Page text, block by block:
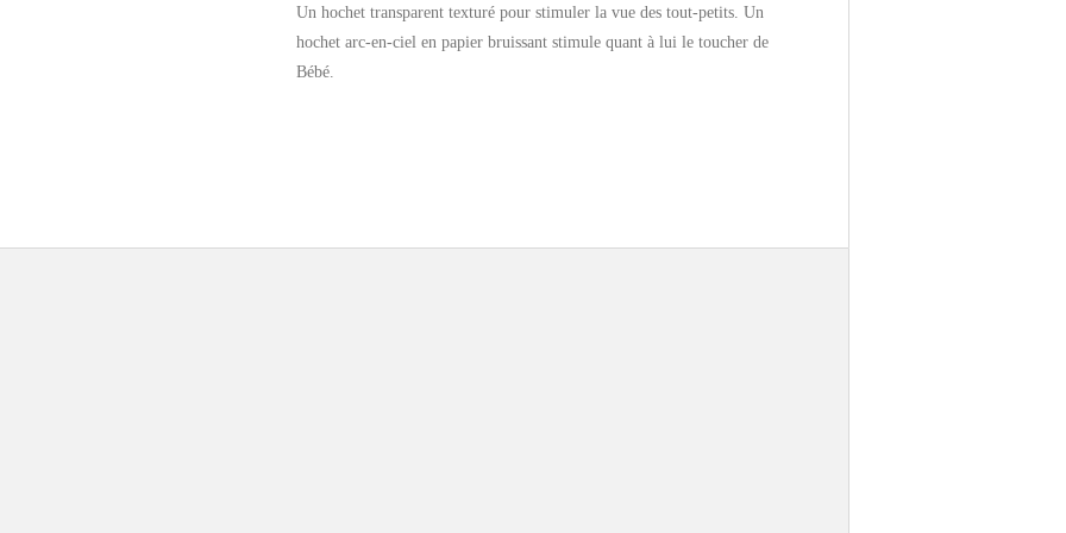
Un hochet transparent texturé pour stimuler la vue des tout-petits. Un
hochet arc-en-ciel en papier bruissant stimule quant à lui le toucher de
Bébé.